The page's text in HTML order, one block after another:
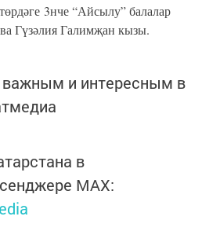
3нче “Айсылу” балалар
Гүзәлия Галимҗан кызы.
и интересным в
в
MАХ: